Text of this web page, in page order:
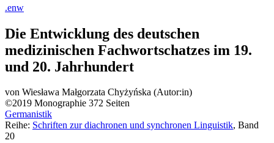
Die Entwicklung des deutschen
medizinischen Fachwortschatzes im 19.
vonWiesława Małgorzata Chyżyńska (Autor:in)
©2019 Monographie
Germanistik
Reihe: